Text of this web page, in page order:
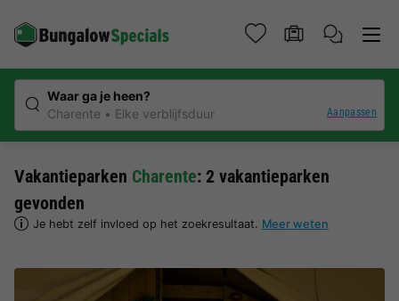
Waar ga je heen?
Charente
Elke verblijfsduur Aanpassen
Vakantieparken Charente: 2 vakantieparken
gevonden
Je hebt zelf invloed op het zoekresultaat. Meer weten